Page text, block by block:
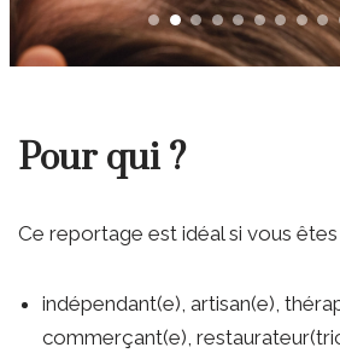
Pour qui ?
Ce reportage est idéal si vous êtes
indépendant(e), artisan(e),
commerçant(e),